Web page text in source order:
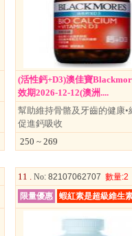
(活性鈣+D3)澳佳寶
效期2026-12-12(澳洲....
幫助維持骨骼及牙齒的健康•
促進鈣吸收
250 ~ 269
11 . No: 82107062707 數量:2
限量優惠
蝦紅素是超級維生